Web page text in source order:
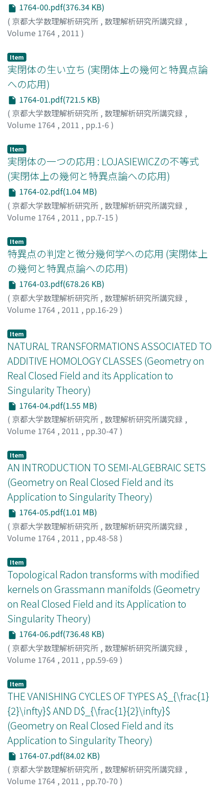
1764-00.pdf(376.34 KB)
( 京都大学数理解析研究所 , 数理解析研究所講究録 ,
Volume 1764 , 2011 )
Item
実閉体の生い立ち (実閉体上の幾何と特異点論
への応用)
1764-01.pdf(721.5 KB)
( 京都大学数理解析研究所 , 数理解析研究所講究録 ,
Volume 1764 , 2011 , pp.1-6 )
Item
実閉体の一つの応用 : LOJASIEWICZの不等式
(実閉体上の幾何と特異点論への応用)
1764-02.pdf(1.04 MB)
( 京都大学数理解析研究所 , 数理解析研究所講究録 ,
Volume 1764 , 2011 , pp.7-15 )
Item
特異点の判定と微分幾何学への応用 (実閉体上
の幾何と特異点論への応用)
1764-03.pdf(678.26 KB)
( 京都大学数理解析研究所 , 数理解析研究所講究録 ,
Volume 1764 , 2011 , pp.16-29 )
Item
NATURAL TRANSFORMATIONS ASSOCIATED TO
ADDITIVE HOMOLOGY CLASSES (Geometry on
Real Closed Field and its Application to
Singularity Theory)
1764-04.pdf(1.55 MB)
( 京都大学数理解析研究所 , 数理解析研究所講究録 ,
Volume 1764 , 2011 , pp.30-47 )
Item
AN INTRODUCTION TO SEMI-ALGEBRAIC SETS
(Geometry on Real Closed Field and its
Application to Singularity Theory)
1764-05.pdf(1.01 MB)
( 京都大学数理解析研究所 , 数理解析研究所講究録 ,
Volume 1764 , 2011 , pp.48-58 )
Item
Topological Radon transforms with modified
kernels on Grassmann manifolds (Geometry
on Real Closed Field and its Application to
Singularity Theory)
1764-06.pdf(736.48 KB)
( 京都大学数理解析研究所 , 数理解析研究所講究録 ,
Volume 1764 , 2011 , pp.59-69 )
Item
THE VANISHING CYCLES OF TYPES A$_{\frac{1}
{2}\infty}$ AND D$_{\frac{1}{2}\infty}$
(Geometry on Real Closed Field and its
Application to Singularity Theory)
1764-07.pdf(84.02 KB)
( 京都大学数理解析研究所 , 数理解析研究所講究録 ,
Volume 1764 , 2011 , pp.70-70 )